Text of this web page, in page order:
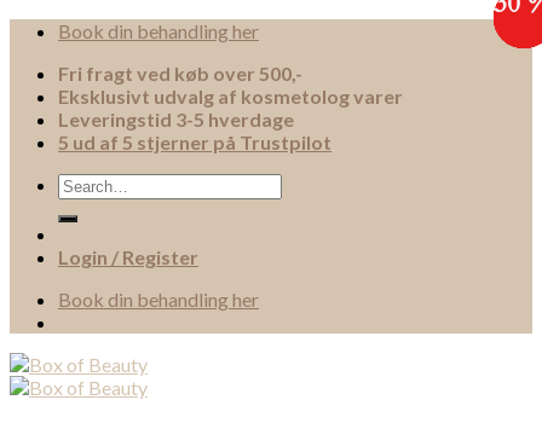
Skip
content
Book din behandling her
Fri fragt ved køb over 500,-
Eksklusivt udvalg af kosmetolog varer
Leveringstid 3-5 hverdage
5 ud af 5 stjerner på Trustpilot
Search
for:
Login / Register
Book din behandling her